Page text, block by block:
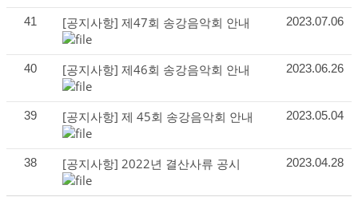
41 [공지사항] 제47회 송강음악회 안내 2023.07.06
40 [공지사항] 제46회 송강음악회 안내 2023.06.26
39 [공지사항] 제 45회 송강음악회 안내 2023.05.04
38 [공지사항] 2022년 결산사류 공시 2023.04.28